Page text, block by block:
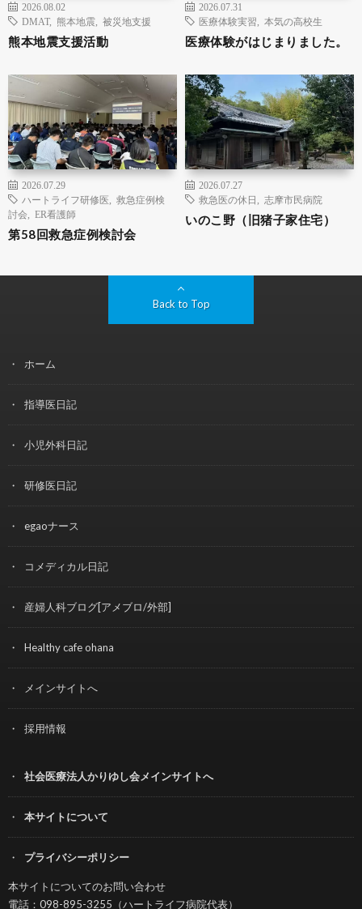
2026.08.02
DMAT, 熊本地震 被災地支援
熊本地震支援活動
2026.07.31
医療体験実習
本気の高校生
医療体験がはじまりました。
2026.07.29
ハートライフ研修医
救急症例検
討会
ER看護師
第58回救急症例検討会
2026.07.27
救急医の休日
志摩市民病院
いのこ野（旧猪子家住宅）
Back to Top
ホーム
指導医日記
小児外科日記
研修医日記
egaoナース
コメディカル日記
産婦人科ブログ[アメブロ/外部]
Healthy cafe ohana
メインサイトへ
採用情報
社会医療法人かりゆし会メインサイトへ
本サイトについて
プライバシーポリシー
本サイトについてのお問い合わせ
電話：098-895-3255（ハートライフ病院代表）